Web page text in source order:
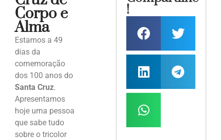
Corpo e
Alma
Estamos a 49
dias da
comemoração
dos 100 anos do
Santa Cruz.
Apresentamos
hoje uma pessoa
que sabe tudo
sobre o tricolor
!